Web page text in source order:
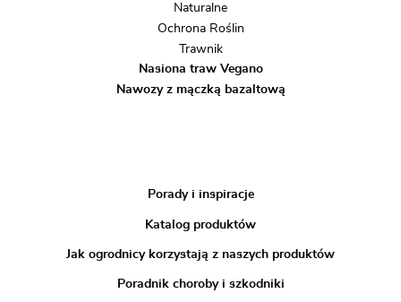
Naturalne
Ochrona Roślin
Trawnik
Nasiona traw Vegano
Nawozy z mączką bazaltową
Porady i inspiracje
Katalog produktów
Jak ogrodnicy korzystają z naszych produktów
Poradnik choroby i szkodniki